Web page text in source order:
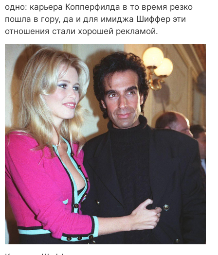
одно: карьера Копперфилда в то время резко
пошла в гору, да и для имиджа Шиффер эти
отношения стали хорошей рекламой.